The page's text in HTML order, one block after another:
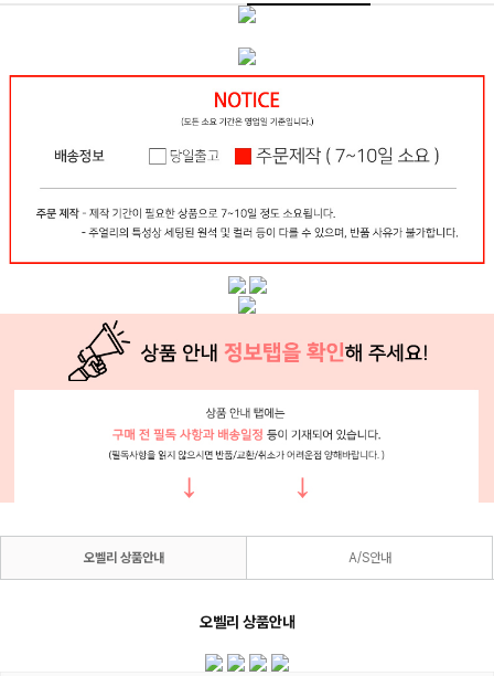
오벨리 상품안내 A/S안내
오벨리 상품안내